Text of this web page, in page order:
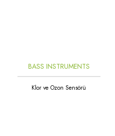
BASS INSTRUMENTS
Klor ve Ozon Sensörü